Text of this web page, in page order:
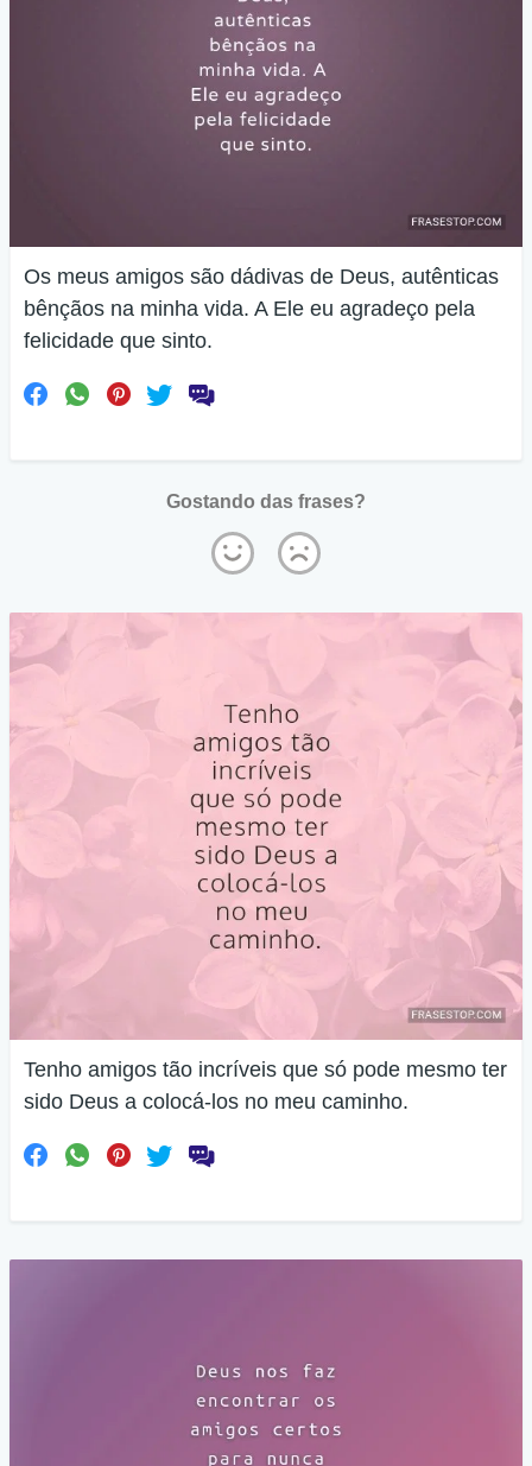
Os meus amigos são dádivas de Deus, autênticas
bênçãos na minha vida. A Ele eu agradeço pela
felicidade que sinto.
Gostando das frases?
Tenho amigos tão incríveis que só pode mesmo ter
sido Deus a colocá-los no meu caminho.